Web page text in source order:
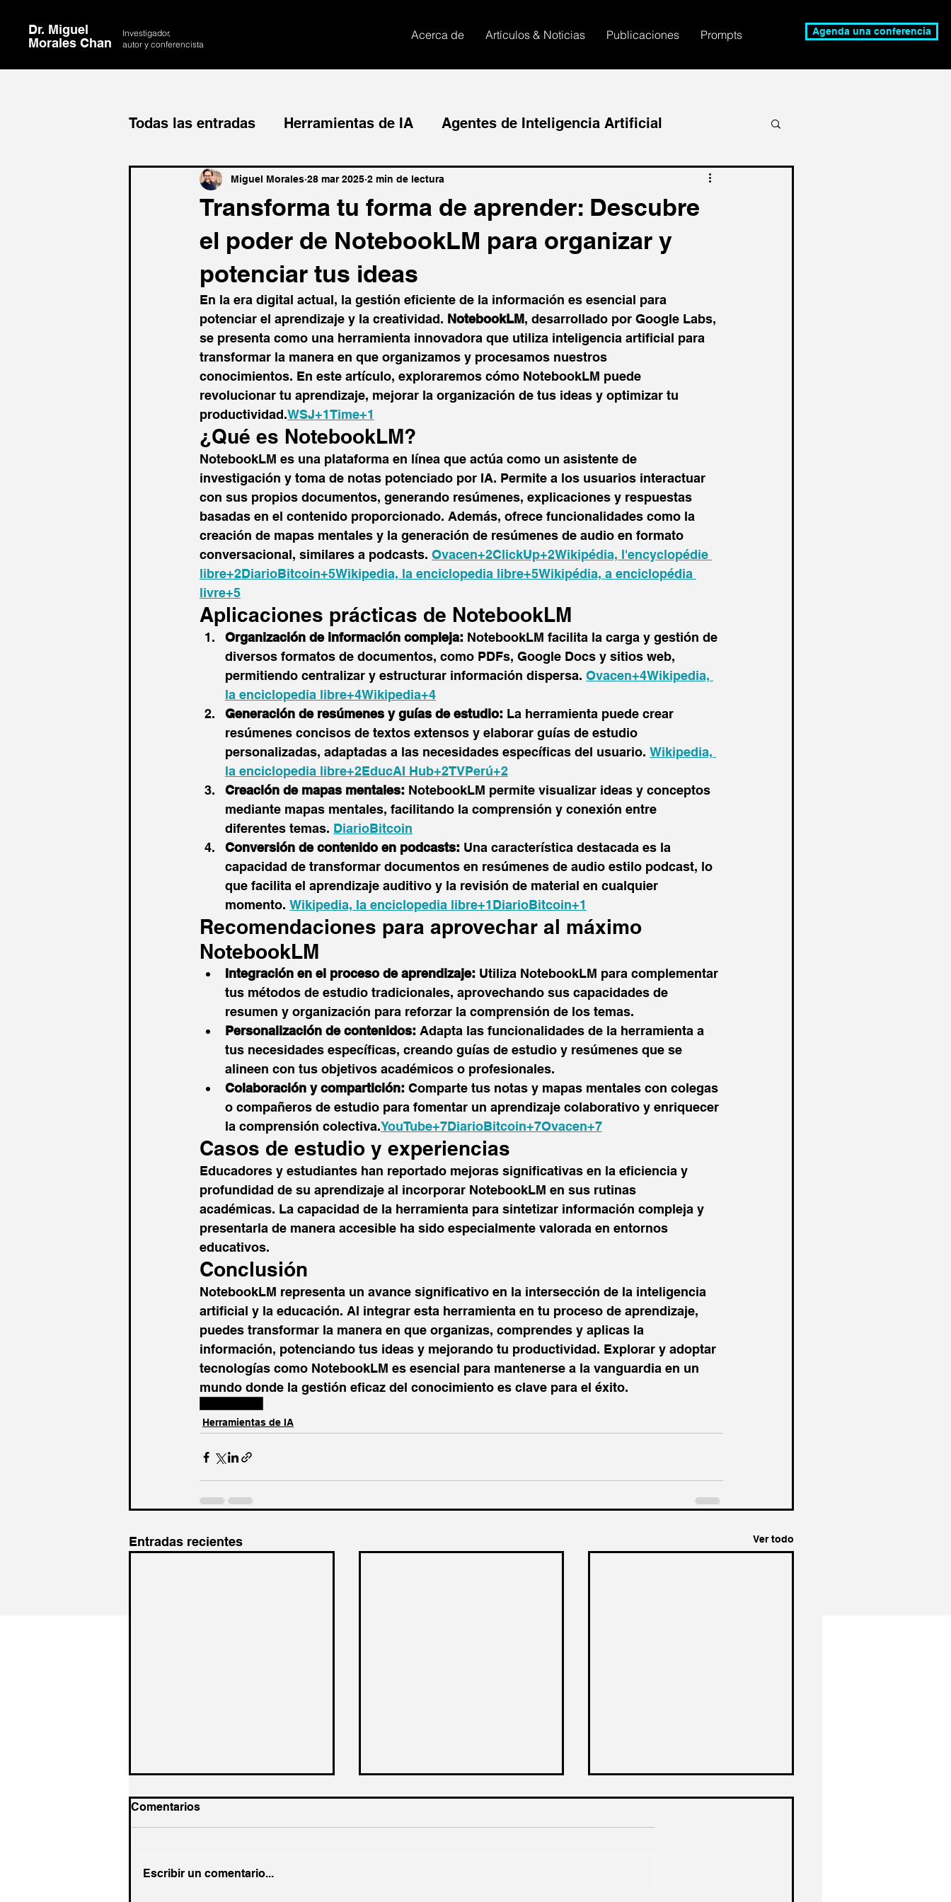
Dr. Miguel
Morales Chan
Investigador,
autor y conferencista
Acerca de Artículos & Noticias Publicaciones Prompts Agenda una conferencia
Todas las entradas Herramientas de IA Agentes de Inteligencia Artificial
Herramientas de IA para imágenes IA en la educación Claude
Transforma tu forma de aprender: Descubre
el poder de NotebookLM para organizar y
potenciar tus ideas
Miguel Morales 28 mar 2025 2 min de lectura
​En la era digital actual, la gestión eficiente de la información es esencial para
potenciar el aprendizaje y la creatividad. NotebookLM, desarrollado por Google Labs,
se presenta como una herramienta innovadora que utiliza inteligencia artificial para
transformar la manera en que organizamos y procesamos nuestros
conocimientos. En este artículo, exploraremos cómo NotebookLM puede
revolucionar tu aprendizaje, mejorar la organización de tus ideas y optimizar tu
productividad.​WSJ+1Time+1
¿Qué es NotebookLM?
NotebookLM es una plataforma en línea que actúa como un asistente de
investigación y toma de notas potenciado por IA. Permite a los usuarios interactuar
con sus propios documentos, generando resúmenes, explicaciones y respuestas
basadas en el contenido proporcionado. Además, ofrece funcionalidades como la
creación de mapas mentales y la generación de resúmenes de audio en formato
conversacional, similares a podcasts. ​ Ovacen+2ClickUp+2Wikipédia, l'encyclopédie
libre+2DiarioBitcoin+5Wikipedia, la enciclopedia libre+5Wikipédia, a enciclopédia
livre+5
Aplicaciones prácticas de NotebookLM
Organización de información compleja: NotebookLM facilita la carga y gestión de
diversos formatos de documentos, como PDFs, Google Docs y sitios web,
permitiendo centralizar y estructurar información dispersa. ​ Ovacen+4Wikipedia,
la enciclopedia libre+4Wikipedia+4
Generación de resúmenes y guías de estudio: La herramienta puede crear
resúmenes concisos de textos extensos y elaborar guías de estudio
personalizadas, adaptadas a las necesidades específicas del usuario. ​ Wikipedia,
la enciclopedia libre+2EducAI Hub+2TVPerú+2
Creación de mapas mentales: NotebookLM permite visualizar ideas y conceptos
mediante mapas mentales, facilitando la comprensión y conexión entre
diferentes temas. ​ DiarioBitcoin
Conversión de contenido en podcasts: Una característica destacada es la
capacidad de transformar documentos en resúmenes de audio estilo podcast, lo
que facilita el aprendizaje auditivo y la revisión de material en cualquier
momento. ​ Wikipedia, la enciclopedia libre+1DiarioBitcoin+1
Recomendaciones para aprovechar al máximo
NotebookLM
Integración en el proceso de aprendizaje: Utiliza NotebookLM para complementar
tus métodos de estudio tradicionales, aprovechando sus capacidades de
resumen y organización para reforzar la comprensión de los temas.​
Personalización de contenidos: Adapta las funcionalidades de la herramienta a
tus necesidades específicas, creando guías de estudio y resúmenes que se
alineen con tus objetivos académicos o profesionales.​
Colaboración y compartición: Comparte tus notas y mapas mentales con colegas
o compañeros de estudio para fomentar un aprendizaje colaborativo y enriquecer
la comprensión colectiva.​YouTube+7DiarioBitcoin+7Ovacen+7
Casos de estudio y experiencias
Educadores y estudiantes han reportado mejoras significativas en la eficiencia y
profundidad de su aprendizaje al incorporar NotebookLM en sus rutinas
académicas. La capacidad de la herramienta para sintetizar información compleja y
presentarla de manera accesible ha sido especialmente valorada en entornos
educativos. ​
Conclusión
NotebookLM representa un avance significativo en la intersección de la inteligencia
artificial y la educación. Al integrar esta herramienta en tu proceso de aprendizaje,
puedes transformar la manera en que organizas, comprendes y aplicas la
información, potenciando tus ideas y mejorando tu productividad. Explorar y adoptar
tecnologías como NotebookLM es esencial para mantenerse a la vanguardia en un
mundo donde la gestión eficaz del conocimiento es clave para el éxito.
Herramientas de IA
Entradas recientes Ver todo
Comentarios
Escribir un comentario...